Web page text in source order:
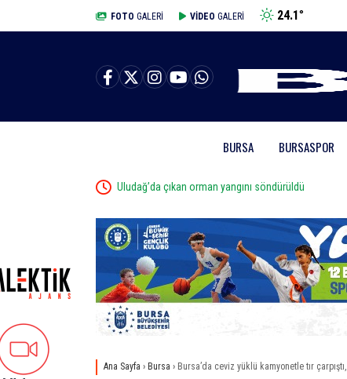
FOTO GALERİ VİDEO GALERİ 24.1°
BURSA BURSASPOR
Uludağ’da çıkan orman yangını söndürüldü
Ana Sayfa › Bursa › Bursa’da ceviz yüklü kamyonetle tır